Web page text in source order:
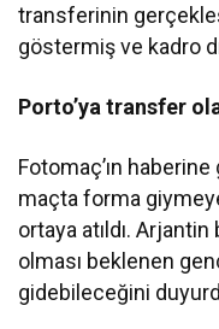
transferinin
göstermiş ve kadro
Porto’ya transfer
Fotomaç’ın haberine
maçta forma
ortaya atıldı. Arjantin
olması beklenen
gidebileceğini